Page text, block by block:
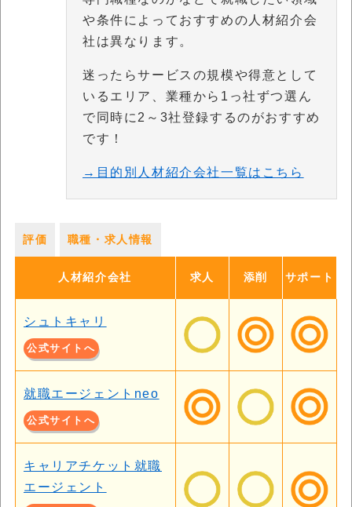
や条件によっておすすめの人材紹介会
社は異なります。
迷ったらサービスの規模や得意として
いるエリア、業種から1っ社ずつ選ん
で同時に2～3社登録するのがおすすめ
です！
→目的別人材紹介会社一覧はこちら
評価 職種・求人情報
人材紹介会社 求人 添削 サポート
シュトキャリ
公式サイトへ
就職エージェントneo
公式サイトへ
キャリアチケット就職
エージェント